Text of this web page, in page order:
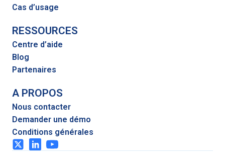
Cas d’usage
RESSOURCES
Centre d’aide
Blog
Partenaires
A PROPOS
Nous contacter
Demander une démo
Conditions générales